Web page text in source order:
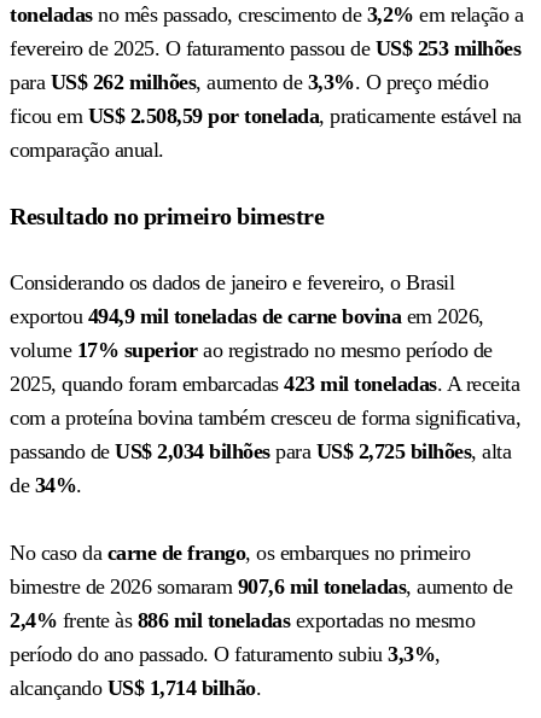
toneladasno mês passado, crescimento de 3,2% em relação a
fevereiro de 2025. O faturamento passou de US$ 253 milhões
para US$ 262 milhões, aumento de 3,3%. O preço médio
ficou em US$ 2.508,59 por tonelada, praticamente estável na
comparação anual.
Resultado no primeiro bimestre
Considerando os dados de janeiro e fevereiro, o Brasil
exportou 494,9 mil toneladas de carne bovina em 2026,
volume 17% superiorao registrado no mesmo período de
2025, quando foram embarcadas 423 mil toneladas. A receita
com a proteína bovina também cresceu de forma significativa,
passando de US$ 2,034 bilhõespara US$ 2,725 bilhões, alta
de 34%.
No caso da carne de frango, os embarques no primeiro
bimestre de 2026 somaram 907,6 mil toneladas, aumento de
2,4% frente às 886 mil toneladasexportadas no mesmo
período do ano passado. O faturamento subiu 3,3%,
alcançando US$ 1,714 bilhão.